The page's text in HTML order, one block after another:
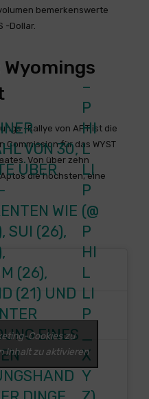
bemerkenswerte
-Dollar.
-Rallye von APT ist die
Commission für das WYST
Von über zehn
die höchsten, eine
VON 30,
ÜBER
WIE
SUI (26),
(26),
(21) UND
EINES
–
P
HI
L
LI
P
(@
P
HI
L
LI
P
_
X
Y
Cookies zu
Inhalt zu aktivieren